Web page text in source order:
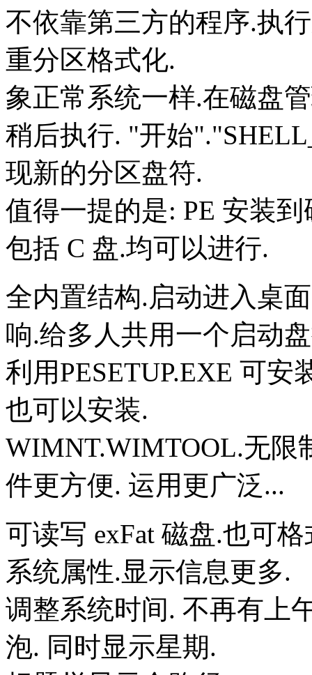
不依靠第三方的程序.执
重分区格式化.
象正常系统一样.在磁盘
稍后执行. "开始
现新的分区盘符.
值得一提的是: PE 安装
包括 C 盘.均可以进行.
全内置结构.启动进入桌
响.给多人共用一个启动
利用PESETUP.EXE 可
也可以安装.
WIMNT.WIMTOOL.无限
件更方便. 运用更广泛...
可读写 exFat 磁盘.也可
系统属性.显示信息更多.
调整系统时间. 不再有上
泡. 同时显示星期.